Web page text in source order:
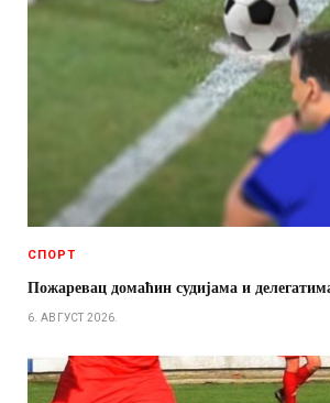
СПОРТ
Пожаревац домаћин судијама и
6. АВГУСТ 2026.